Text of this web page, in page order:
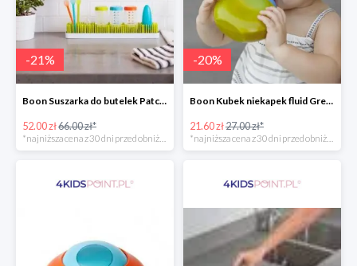
-21%
Boon Suszarka do butelek Patch -20%
52.00 zł66.00 zł*
*najniższa cena z 30 dni przed obniżką
-20%
Boon Kubek niekapek fluid Green/Blue -20%
21.60 zł27.00 zł*
*najniższa cena z 30 dni przed obniżką